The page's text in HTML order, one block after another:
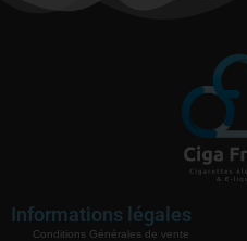
Informations légales
Conditions Générales de vente